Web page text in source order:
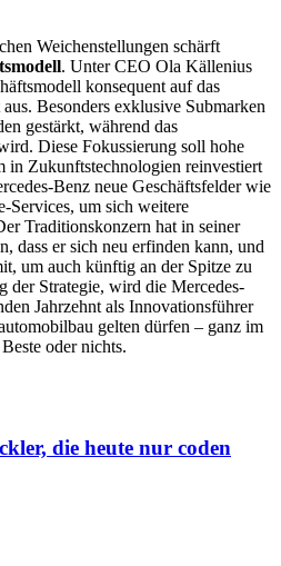
Weichenstellungen schärft
. Unter CEO Ola Källenius
konsequent auf das
Besonders exklusive Submarken
gestärkt, während das
Diese Fokussierung soll hohe
in Zukunftstechnologien reinvestiert
Benz neue Geschäftsfelder wie
Services, um sich weitere
Traditionskonzern hat in seiner
dass er sich neu erfinden kann, und
um auch künftig an der Spitze zu
der Strategie, wird die Mercedes-
Jahrzehnt als Innovationsführer
gelten dürfen – ganz im
oder nichts.
die heute nur coden